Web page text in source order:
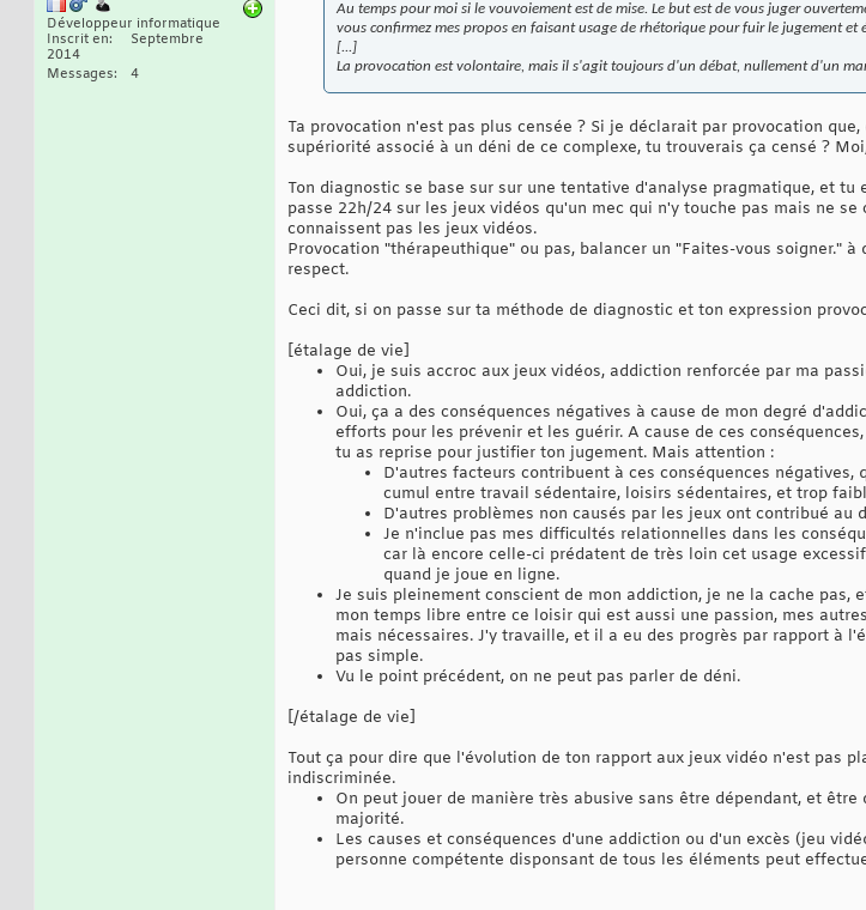
Développeur informatique
Inscrit en
Septembre
2014
Messages
4
Au temps pour moi si le vouvoiement est de mise. Le but est de vous juger
vous confirmez mes propos en faisant usage de rhétorique pour fuir le jugement et
[...]
La provocation est volontaire, mais il s'agit toujours d'un débat, nullement d'un
Ta provocation n'est pas plus censée ? Si je déclarait par provocation
supériorité associé à un déni de ce complexe, tu trouverais ça censé ?
Ton diagnostic se base sur sur une tentative d'analyse pragmatique, et
passe 22h/24 sur les jeux vidéos qu'un mec qui n'y touche pas mais ne
connaissent pas les jeux vidéos.
Provocation "thérapeuthique" ou pas, balancer un "Faites-vous soigner."
respect.
Ceci dit, si on passe sur ta méthode de diagnostic et ton expression
[étalage de vie]
Oui, je suis accroc aux jeux vidéos, addiction renforcée par ma
addiction.
Oui, ça a des conséquences négatives à cause de mon degré
efforts pour les prévenir et les guérir. A cause de ces
tu as reprise pour justifier ton jugement. Mais attention :
D'autres facteurs contribuent à ces conséquences
cumul entre travail sédentaire, loisirs sédentaires, et trop
D'autres problèmes non causés par les jeux ont contribué au
Je n'inclue pas mes difficultés relationnelles dans les
car là encore celle-ci prédatent de très loin cet usage
quand je joue en ligne.
Je suis pleinement conscient de mon addiction, je ne la cache
mon temps libre entre ce loisir qui est aussi une passion, mes
mais nécessaires. J'y travaille, et il a eu des progrès par rapport à
pas simple.
Vu le point précédent, on ne peut pas parler de déni.
[/étalage de vie]
Tout ça pour dire que l'évolution de ton rapport aux jeux vidéo n'est pas
indiscriminée.
On peut jouer de manière très abusive sans être dépendant, et
majorité.
Les causes et conséquences d'une addiction ou d'un excès (jeu
personne compétente disponsant de tous les éléments peut